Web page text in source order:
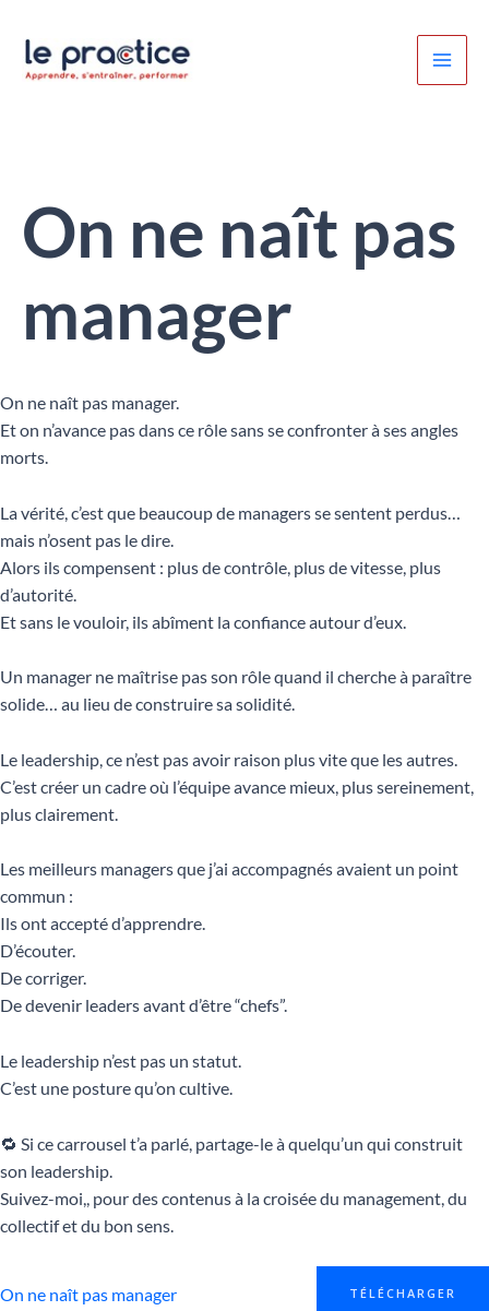
contenu
On ne naît pas
manager
On ne naît pas manager.
Et on n’avance pas dans ce rôle sans se confronter à ses angles
morts.
La vérité, c’est que beaucoup de managers se sentent perdus…
mais n’osent pas le dire.
Alors ils compensent : plus de contrôle, plus de vitesse, plus
d’autorité.
Et sans le vouloir, ils abîment la confiance autour d’eux.
Un manager ne maîtrise pas son rôle quand il cherche à paraître
solide… au lieu de construire sa solidité.
Le leadership, ce n’est pas avoir raison plus vite que les autres.
C’est créer un cadre où l’équipe avance mieux, plus sereinement,
plus clairement.
Les meilleurs managers que j’ai accompagnés avaient un point
commun :
Ils ont accepté d’apprendre.
D’écouter.
De corriger.
De devenir leaders avant d’être “chefs”.
Le leadership n’est pas un statut.
C’est une posture qu’on cultive.
🔁 Si ce carrousel t’a parlé, partage-le à quelqu’un qui construit
son leadership.
Suivez-moi,, pour des contenus à la croisée du management, du
collectif et du bon sens.
On ne naît pas manager TÉLÉCHARGER